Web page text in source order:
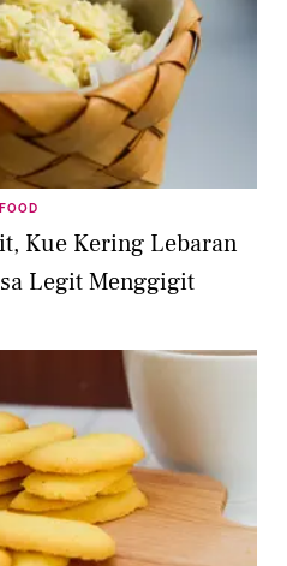
FOOD
Kue Kering Lebaran
Legit Menggigit